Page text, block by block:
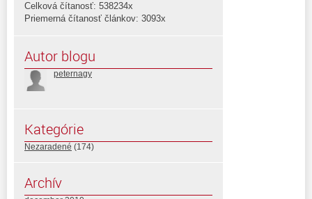
Celková čítanosť: 538234x
Priemerná čítanosť článkov: 3093x
Autor blogu
peternagy
Kategórie
Nezaradené (174)
Archív